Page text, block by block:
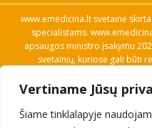
Vertiname Jūsų
Šiame tinklalapyje
www.emedicina.lt svetainė
specialistams.
apsaugos ministro įsakymu
svetainių, kuriose gali būti
savo profesinę kvalifikaciją.
pagalbos priemonių kainų
priežiūros ar farmacijos